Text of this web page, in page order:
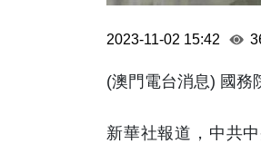
2023-11-02 15:42
(澳門電台消息) 國務
新華社報道，中共